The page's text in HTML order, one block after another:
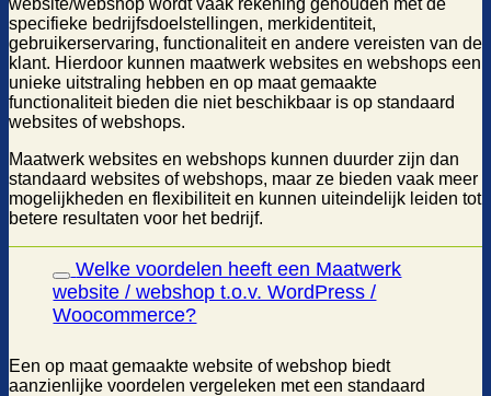
website/webshop wordt vaak rekening gehouden met de
specifieke bedrijfsdoelstellingen, merkidentiteit,
gebruikerservaring, functionaliteit en andere vereisten van de
klant. Hierdoor kunnen maatwerk websites en webshops een
unieke uitstraling hebben en op maat gemaakte
functionaliteit bieden die niet beschikbaar is op standaard
websites of webshops.
Maatwerk websites en webshops kunnen duurder zijn dan
standaard websites of webshops, maar ze bieden vaak meer
mogelijkheden en flexibiliteit en kunnen uiteindelijk leiden tot
betere resultaten voor het bedrijf.
Welke voordelen heeft een Maatwerk
website / webshop t.o.v. WordPress /
Woocommerce?
Een op maat gemaakte website of webshop biedt
aanzienlijke voordelen vergeleken met een standaard